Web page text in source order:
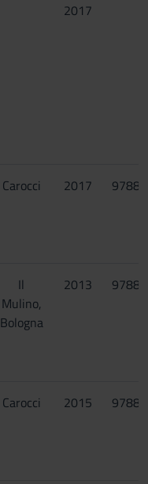
2017
Carocci 2017
Il
Mulino,
Bologna
2013
Carocci 2015